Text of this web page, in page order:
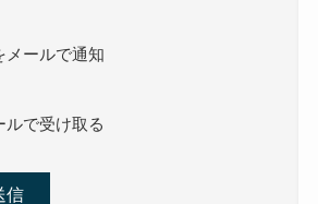
メールで通知
ルで受け取る